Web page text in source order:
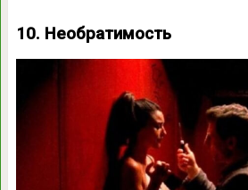
10. Необратимость